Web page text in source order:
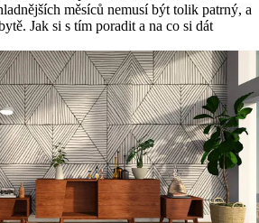
měsíců nemusí být tolik patrný, a
Jak si s tím poradit a na co si dát